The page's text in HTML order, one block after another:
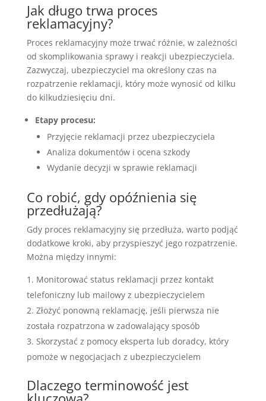
Jak długo trwa proces
reklamacyjny?
Proces reklamacyjny może trwać różnie, w zależności
od skomplikowania sprawy i reakcji ubezpieczyciela.
Zazwyczaj, ubezpieczyciel ma określony czas na
rozpatrzenie reklamacji, który może wynosić od kilku
do kilkudziesięciu dni.
Etapy procesu:
Przyjęcie reklamacji przez ubezpieczyciela
Analiza dokumentów i ocena szkody
Wydanie decyzji w sprawie reklamacji
Co robić, gdy opóźnienia się
przedłużają?
Gdy proces reklamacyjny się przedłuża, warto podjąć
dodatkowe kroki, aby przyspieszyć jego rozpatrzenie.
Można między innymi:
Monitorować status reklamacji przez kontakt
telefoniczny lub mailowy z ubezpieczycielem
Złożyć ponowną reklamację, jeśli pierwsza nie
została rozpatrzona w zadowalający sposób
Skorzystać z pomocy eksperta lub doradcy, który
pomoże w negocjacjach z ubezpieczycielem
Dlaczego terminowość jest